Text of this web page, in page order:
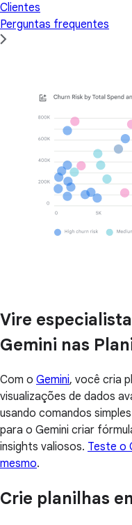
Clientes
Perguntas frequentes
Vire
Gemini nas
Com o Gemini, você cria
visualizações de dados
usando comandos
para o Gemini criar
insights valiosos. Teste o
mesmo.
Crie planilhas